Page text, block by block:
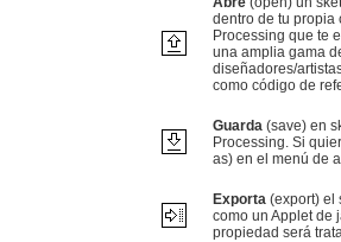
dentro de tu
Processing que te
una amplia gama
diseñadores/
como código de
Guarda(save) en
Processing. Si
as) en el menú de
Exporta(export) el
como un Applet de
propiedad será